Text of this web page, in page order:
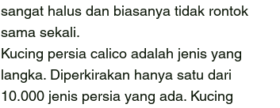
sangat halus dan biasanya tidak rontok
sama sekali.
Kucing persia calico adalah jenis yang
langka. Diperkirakan hanya satu dari
10.000 jenis persia yang ada. Kucing